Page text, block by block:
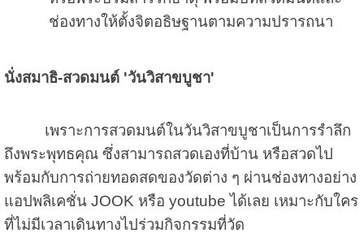
ช่องทางให้ตั้งจิตอธิษฐานตามความปรารถนา
นั่งสมาธิ-สวดมนต์ 'วันวิสาขบูชา'
เพราะการสวดมนต์ในวันวิสาขบูชาเป็นการรำลึก
ถึงพระพุทธคุณ ซึ่งสามารถสวดเองที่บ้าน หรือสวดไป
พร้อมกับการถ่ายทอดสดของวัดต่าง ๆ ผ่านช่องทางอย่าง
แอปพลิเคชั่น JOOK หรือ youtube ได้เลย เหมาะกับใคร
ที่ไม่มีเวลาเดินทางไปร่วมกิจกรรมที่วัด